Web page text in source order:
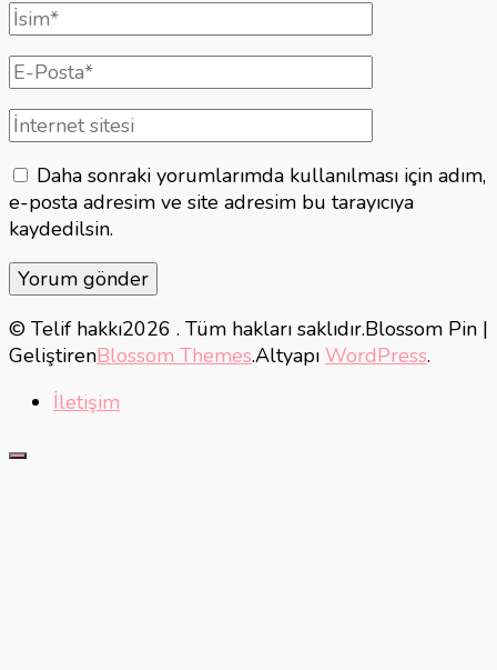
Tam
isim
E-
posta
İnternet
sitesi
Daha sonraki yorumlarımda kullanılması için adım,
e-posta adresim ve site adresim bu tarayıcıya
kaydedilsin.
© Telif hakkı2026 . Tüm hakları saklıdır.Blossom Pin |
GeliştirenBlossom Themes.Altyapı WordPress.
İletişim